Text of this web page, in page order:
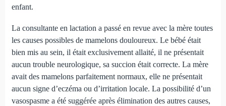
enfant.
La consultante en lactation a passé en revue avec la mère toutes
les causes possibles de mamelons douloureux. Le bébé était
bien mis au sein, il était exclusivement allaité, il ne présentait
aucun trouble neurologique, sa succion était correcte. La mère
avait des mamelons parfaitement normaux, elle ne présentait
aucun signe d’eczéma ou d’irritation locale. La possibilité d’un
vasospasme a été suggérée après élimination des autres causes,